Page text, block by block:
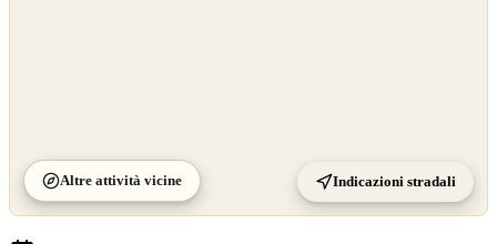
Altre attività vicine Indicazioni stradali